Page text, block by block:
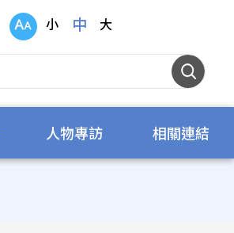
小 中 大
人物專訪 相關連結